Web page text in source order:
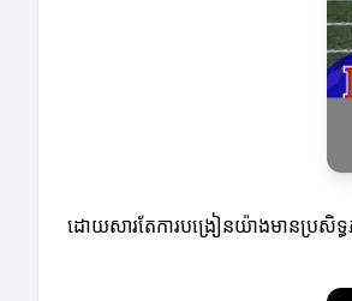
ដោយសារតែការបង្រៀនយ៉ាងមានប្រសិទ្ធ